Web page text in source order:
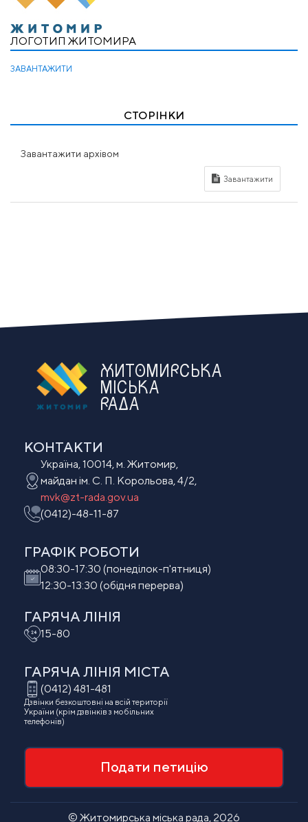
ЛОГОТИП ЖИТОМИРА
ЗАВАНТАЖИТИ
СТОРІНКИ
Завантажити архівом
ЖИТОМИРСЬКА
МІСЬКА
РАДА
КОНТАКТИ
Україна, 10014, м. Житомир,
майдан ім. С. П. Корольова, 4/2,
mvk@zt-rada.gov.ua
(0412)-48-11-87
ГРАФІК РОБОТИ
08:30-17:30 (понеділок-п'ятниця)
12:30-13:30 (обідня перерва)
ГАРЯЧА ЛІНІЯ
15-80
ГАРЯЧА ЛІНІЯ МIСТА
(0412) 481-481
Дзвінки безкоштовні на всій території
України (крім дзвінків з мобільних
телефонів)
Подати петицію
© Житомирська міська рада, 2026